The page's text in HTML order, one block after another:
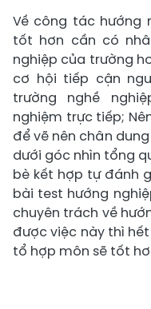
Về công tác hướng
tốt hơn cần có
nghiệp của trường
cơ hội tiếp cận
trường nghề
nghiệm trực tiếp;
để vẽ nên chân
dưới góc nhìn tổng
bè kết hợp tự đánh
bài test hướng
chuyên trách về
được việc này thì
tổ hợp môn sẽ tốt